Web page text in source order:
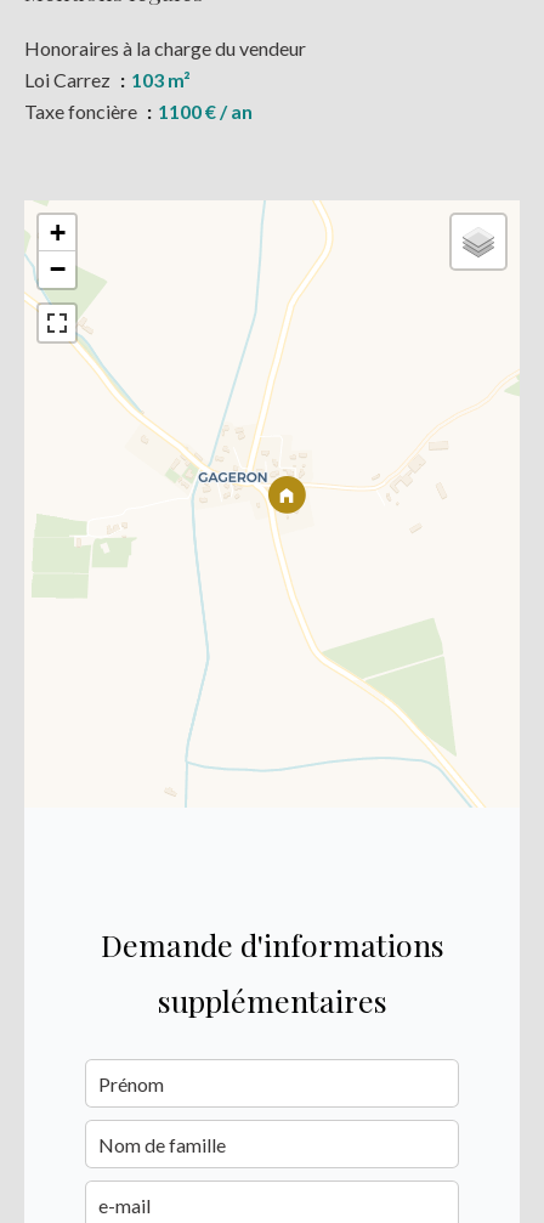
Honoraires à la charge du vendeur
Loi Carrez
103 m²
Taxe foncière
1100 € / an
+
−
Demande d'informations
supplémentaires